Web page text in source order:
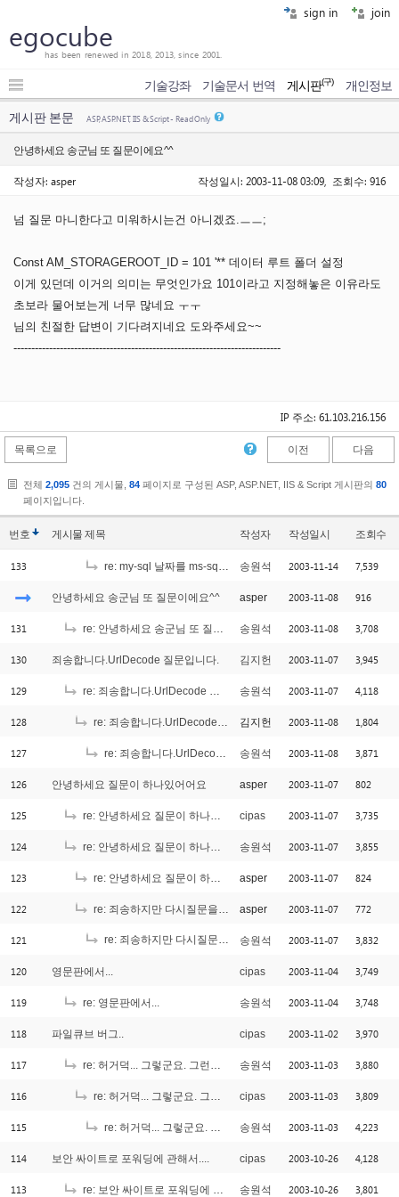
sign in join
egocube
has been renewed in 2018, 2013, since 2001.
기술강좌 기술문서 번역 게시판(구) 개인정보
게시판 본문 ASP, ASP.NET, IIS & Script - Read Only
안녕하세요 송군님 또 질문이에요^^
작성자: asper 작성일시: 2003-11-08 03:09, 조회수: 916
넘 질문 마니한다고 미워하시는건 아니겠죠.ㅡㅡ;
Const AM_STORAGEROOT_ID = 101 '** 데이터 루트 폴더 설정
이게 있던데 이거의 의미는 무엇인가요 101이라고 지정해놓은 이유라도
초보라 물어보는게 너무 많네요 ㅜㅜ
님의 친절한 답변이 기다려지네요 도와주세요~~
---------------------------------------------------------------------------
IP 주소: 61.103.216.156
목록으로 이전 다음
전체 2,095 건의 게시물, 84 페이지로 구성된 ASP, ASP.NET, IIS & Script 게시판의 80
페이지입니다.
번호 게시물제목 작성자 작성일시 조회수
133 re: my-sql 날짜를 ms-sql로 가지고 왔는데... 송원석 2003-11-14 7,539
안녕하세요 송군님 또 질문이에요^^ asper 2003-11-08 916
131 re: 안녕하세요 송군님 또 질문이에요^^ 송원석 2003-11-08 3,708
130 죄송합니다.UrlDecode 질문입니다. 김지헌 2003-11-07 3,945
129 re: 죄송합니다.UrlDecode 질문입니다. 송원석 2003-11-07 4,118
128 re: 죄송합니다.UrlDecode 질문입니다. 김지헌 2003-11-08 1,804
127 re: 죄송합니다.UrlDecode 질문입니다. 송원석 2003-11-08 3,871
126 안녕하세요 질문이 하나있어어요 asper 2003-11-07 802
125 re: 안녕하세요 질문이 하나있어어요 cipas 2003-11-07 3,735
124 re: 안녕하세요 질문이 하나있어어요 송원석 2003-11-07 3,855
123 re: 안녕하세요 질문이 하나있어어요 asper 2003-11-07 824
122 re: 죄송하지만 다시질문을 ^^ asper 2003-11-07 772
121 re: 죄송하지만 다시질문을 ^^ [1]
송원석 2003-11-07 3,832
120 영문판에서... cipas 2003-11-04 3,749
119 re: 영문판에서... 송원석 2003-11-04 3,748
118 파일큐브 버그.. cipas 2003-11-02 3,970
117 re: 허거덕... 그렇군요. 그런데 조금 이상한 점이... ^_^;;; 송원석 2003-11-03 3,880
116 re: 허거덕... 그렇군요. 그런데 조금 이상한 점이... ^_^;;; cipas 2003-11-03 3,809
115 re: 허거덕... 그렇군요. 그런데 조금 이상한 점이... ^_^;;; 송원석 2003-11-03 4,223
114 보안 싸이트로 포워딩에 관해서.... cipas 2003-10-26 4,128
113 re: 보안 싸이트로 포워딩에 관해서.... 송원석 2003-10-26 3,801